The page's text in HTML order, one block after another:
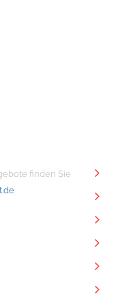
finden Sie